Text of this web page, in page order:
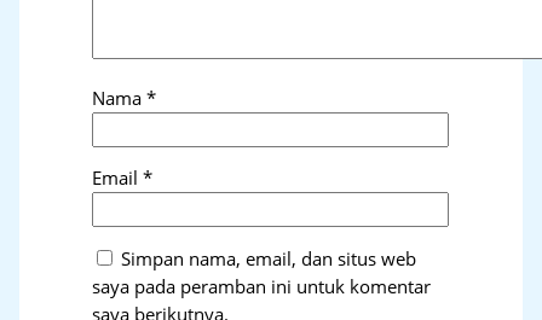
Nama*
Email*
Simpan nama, email, dan situs web
saya pada peramban ini untuk komentar
saya berikutnya.